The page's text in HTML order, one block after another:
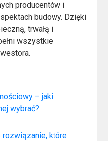
producentów i
budowy. Dzięki
trwałą i
wszystkie
– jaki
wybrać?
rozwiązanie, które